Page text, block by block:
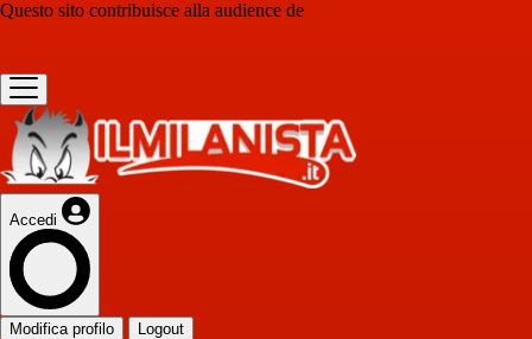
Questo sito contribuisce alla audience de
Accedi
Modifica profilo Logout